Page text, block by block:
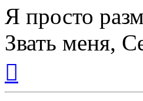
Я просто
Звать меня,
началу